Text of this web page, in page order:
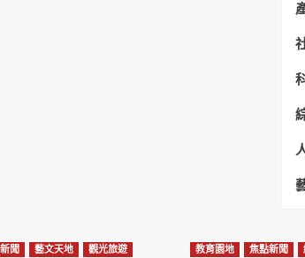
聞 藝文天地 觀光旅遊 教育園地 焦點新聞